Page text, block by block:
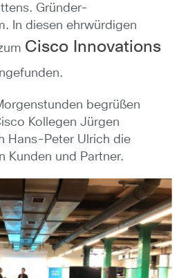
Gründer-
In diesen ehrwürdigen
Cisco Innovations
begrüßen
Kollegen Jürgen
Hans-Peter Ulrich die
Kunden und Partner.